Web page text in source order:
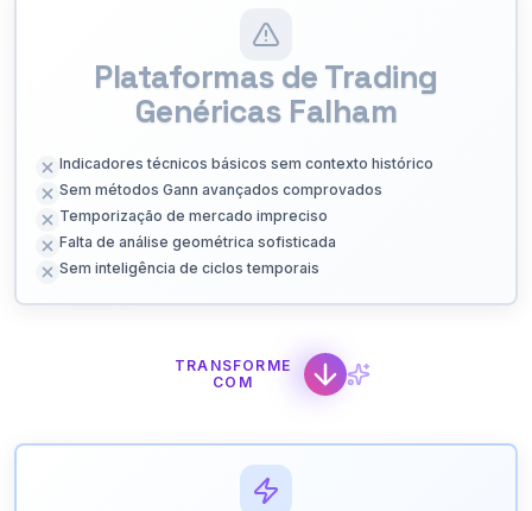
Plataformas de Trading
Genéricas Falham
Indicadores técnicos básicos sem contexto histórico
Sem métodos Gann avançados comprovados
Temporização de mercado impreciso
Falta de análise geométrica sofisticada
Sem inteligência de ciclos temporais
TRANSFORME
COM